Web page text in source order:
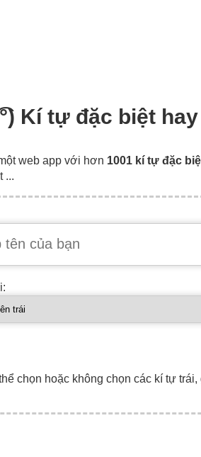
͡°) Kí tự đặc biệt
web app với hơn 1001 kí tự đặc
...
chọn hoặc không chọn các kí tự